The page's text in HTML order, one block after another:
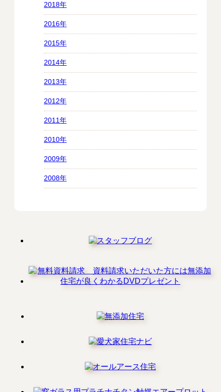
2018年
2016年
2015年
2014年
2013年
2012年
2011年
2010年
2009年
2008年